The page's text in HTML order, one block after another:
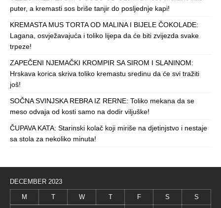
puter, a kremasti sos briše tanjir do posljednje kapi!
KREMASTA MUS TORTA OD MALINA I BIJELE ČOKOLADE:
Lagana, osvježavajuća i toliko lijepa da će biti zvijezda svake
trpeze!
ZAPEČENI NJEMAČKI KROMPIR SA SIROM I SLANINOM:
Hrskava korica skriva toliko kremastu sredinu da će svi tražiti
još!
SOČNA SVINJSKA REBRA IZ RERNE: Toliko mekana da se
meso odvaja od kosti samo na dodir viljuške!
ČUPAVA KATA: Starinski kolač koji miriše na djetinjstvo i nestaje
sa stola za nekoliko minuta!
DECEMBER 2023
M T W T F S S